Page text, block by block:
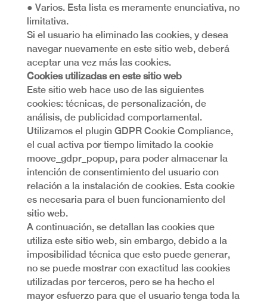
● Varios. Esta lista es meramente enunciativa, no
limitativa.
Si el usuario ha eliminado las cookies, y desea
navegar nuevamente en este sitio web, deberá
aceptar una vez más las cookies.
Cookies utilizadas en este sitio web
Este sitio web hace uso de las siguientes
cookies: técnicas, de personalización, de
análisis, de publicidad comportamental.
Utilizamos el plugin GDPR Cookie Compliance,
el cual activa por tiempo limitado la cookie
moove_gdpr_popup, para poder almacenar la
intención de consentimiento del usuario con
relación a la instalación de cookies. Esta cookie
es necesaria para el buen funcionamiento del
sitio web.
A continuación, se detallan las cookies que
utiliza este sitio web, sin embargo, debido a la
imposibilidad técnica que esto puede generar,
no se puede mostrar con exactitud las cookies
utilizadas por terceros, pero se ha hecho el
mayor esfuerzo para que el usuario tenga toda la